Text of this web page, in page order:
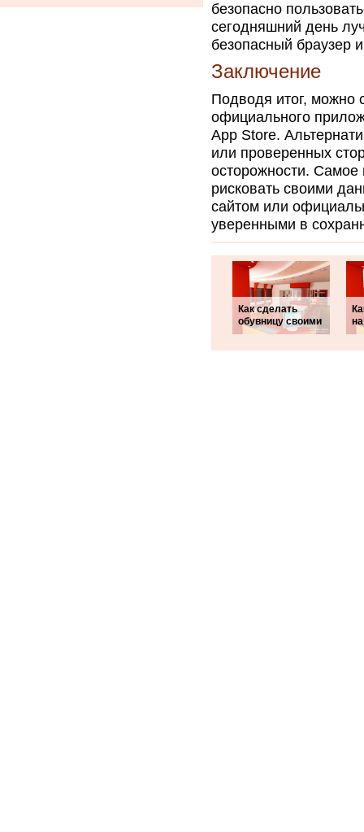
безопасно
сегодняшний день
безопасный браузер
Заключение
Подводя итог, можно
официального
App Store.
или проверенных
осторожности.
рисковать своими
сайтом или
уверенными в
Как сделать
обувницу своими